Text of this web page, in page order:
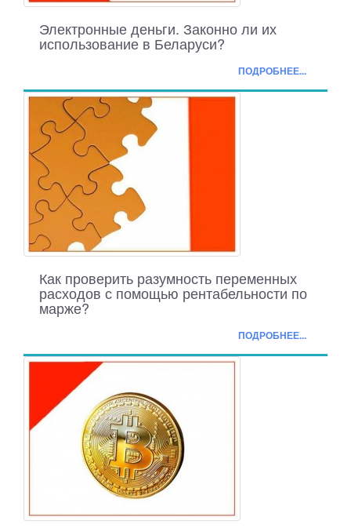
Электронные деньги. Законно ли их
использование в Беларуси?
ПОДРОБНЕЕ...
Как проверить разумность переменных
расходов с помощью рентабельности по
марже?
ПОДРОБНЕЕ...